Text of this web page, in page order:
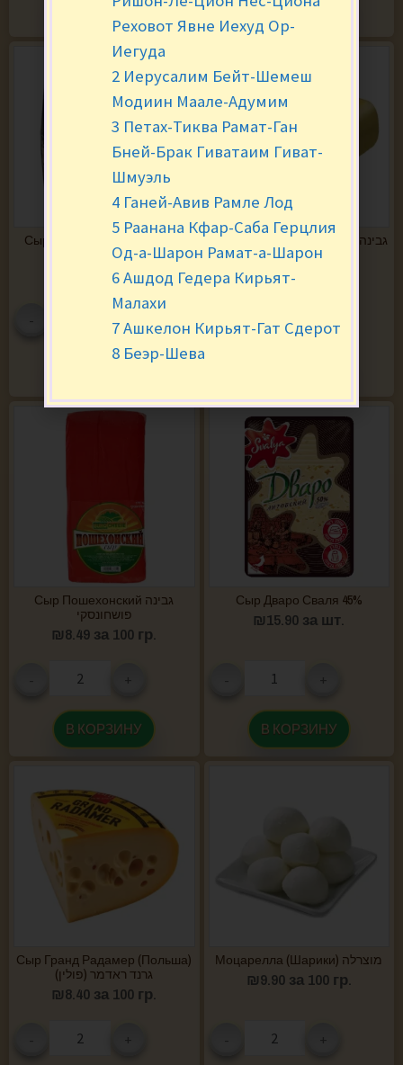
В КОРЗИНУ В КОРЗИНУ
Сыр Старая Рига גבינה אולד
ריגה
за 100 гр.
+
Сыр Эменталер (Латвия) גבינה
אמנטלר(לטביה)
₪8.40за 100 гр.
Сыр Пошехонский גבינה
פושחונסקי
₪8.49 за 100 гр.
В КОРЗИНУ
Сыр Дваро Сваля 45%
₪15.90 за шт.
В КОРЗИНУ
Сыр Гранд Радамер (Польша)
גרנד ראדמר (פולין)
₪8.40 за 100 гр.
Моцарелла (Шарики) מוצרלה
₪9.90 за 100 гр.
Реховот Явне Иехуд Ор-
Иегуда
2 Иерусалим Бейт-Шемеш
Модиин Маале-Адумим
3 Петах-Тиква Рамат-Ган
Бней-Брак Гиватаим Гиват-
Шмуэль
4 Ганей-Авив Рамле Лод
5 Раанана Кфар-Саба Герцлия
Од-а-Шарон Рамат-а-Шарон
6 Ашдод Гедера Кирьят-
Малахи
7 Ашкелон Кирьят-Гат Сдерот
8 Беэр-Шева